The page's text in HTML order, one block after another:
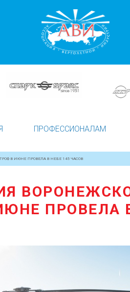
ПРОФЕССИОНАЛАМ
В ИЮНЕ ПРОВЕЛА В НЕБЕ 145 ЧАСОВ
ПРОВЕЛА